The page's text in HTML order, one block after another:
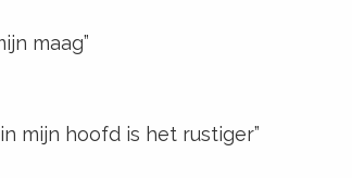
maag”
mijn hoofd is het rustiger”